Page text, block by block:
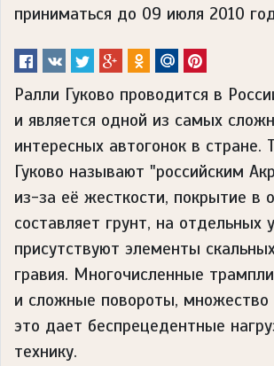
приниматься до 09 июля 2010
Ралли Гуково проводится в
и является одной из самых
интересных автогонок в стране.
Гуково называют "российским
из-за её жесткости, покрытие в
составляет грунт, на отдельных
присутствуют элементы
гравия. Многочисленные
и сложные повороты,
это дает беспрецедентные
технику.